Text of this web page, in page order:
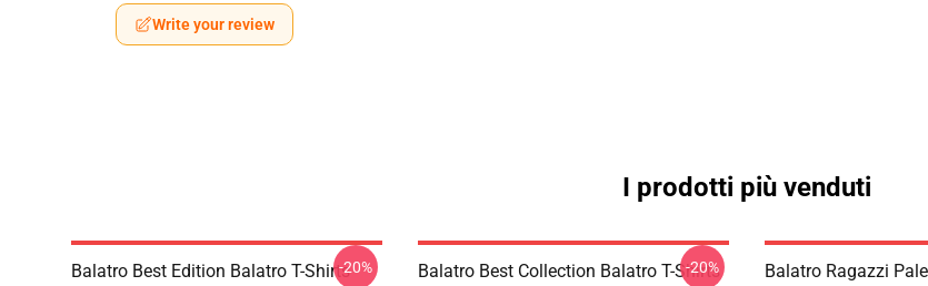
Write your review
I prodotti più venduti
Balatro Best Edition Balatro T-Shirts-20% Balatro Best Collection Balatro T-Shirts
-20%
Balatro Ragazzi